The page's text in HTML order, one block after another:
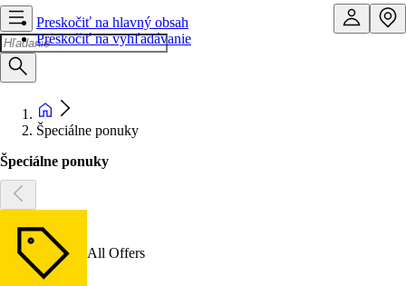
Preskočiť na hlavný obsah
Preskočiť na vyhľadávanie
Špeciálne ponuky
Špeciálne ponuky
All Offers